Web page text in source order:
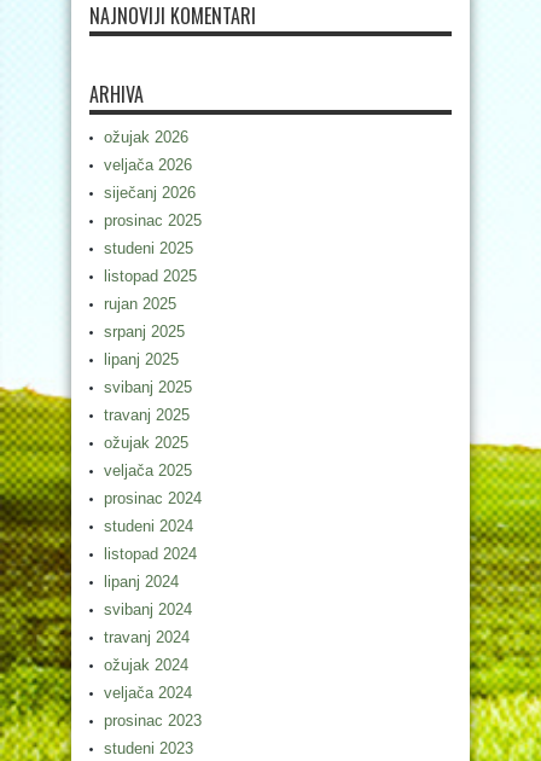
NAJNOVIJI KOMENTARI
ARHIVA
ožujak 2026
veljača 2026
siječanj 2026
prosinac 2025
studeni 2025
listopad 2025
rujan 2025
srpanj 2025
lipanj 2025
svibanj 2025
travanj 2025
ožujak 2025
veljača 2025
prosinac 2024
studeni 2024
listopad 2024
lipanj 2024
svibanj 2024
travanj 2024
ožujak 2024
veljača 2024
prosinac 2023
studeni 2023